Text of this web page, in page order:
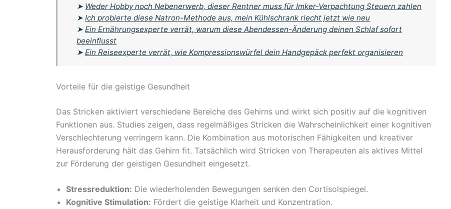
➤ Weder Hobby noch Nebenerwerb, dieser Rentner muss für Imker-Verpachtung Steuern zahlen
➤Ich probierte diese Natron-Methode aus, mein Kühlschrank riecht jetzt wie neu
➤Ein Ernährungsexperte verrät, warum diese Abendessen-Änderung deinen Schlaf sofort
beeinflusst
➤Ein Reiseexperte verrät, wie Kompressionswürfel dein Handgepäck perfekt organisieren
Vorteile für die geistige Gesundheit
Das Stricken aktiviert verschiedene Bereiche des Gehirns und wirkt sich positiv auf die kognitiven
Funktionen aus. Studies zeigen, dass regelmäßiges Stricken die Wahrscheinlichkeit einer kognitiven
Verschlechterung verringern kann. Die Kombination aus motorischen Fähigkeiten und kreativer
Herausforderung hält das Gehirn fit. Tatsächlich wird Stricken von Therapeuten als aktives Mittel
zur Förderung der geistigen Gesundheit eingesetzt.
Stressreduktion: Die wiederholenden Bewegungen senken den Cortisolspiegel.
Kognitive Stimulation: Fördert die geistige Klarheit und Konzentration.